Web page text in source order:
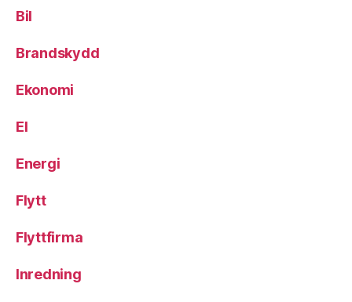
Bil
Brandskydd
Ekonomi
El
Energi
Flytt
Flyttfirma
Inredning